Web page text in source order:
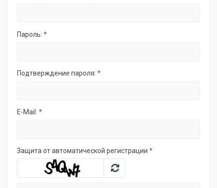
Пароль: *
Подтверждение пароля: *
E-Mail: *
Защита от автоматической регистрации *